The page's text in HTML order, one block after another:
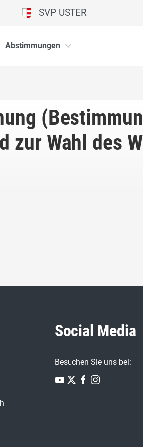
SVP USTER
Abstimmungen
zur Wahl des
Social Media
Besuchen Sie uns bei: